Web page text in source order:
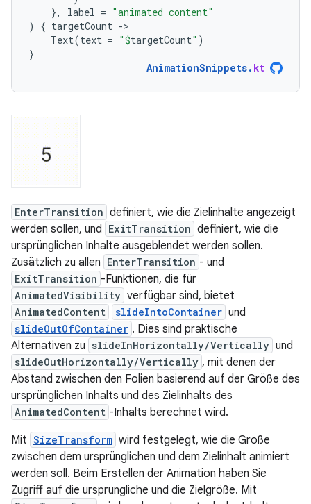
},
label = "animated content"
)
{ targetCount -
Text(text = "$targetCount" )
}
AnimationSnippets. kt
EnterTransition definiert, wie die Zielinhalte angezeigt
werden sollen, und
ExitTransition definiert, wie die
ursprünglichen Inhalte ausgeblendet werden sollen.
Zusätzlich zu allen EnterTransition - und
ExitTransition -Funktionen, die für
AnimatedVisibility verfügbar sind, bietet
AnimatedContent slideIntoContainer und
slideOutOfContainer . Dies sind praktische
Alternativen zu slideInHorizontally/Vertically und
slideOutHorizontally/Vertically , mit denen der
Abstand zwischen den Folien basierend auf der Größe des
ursprünglichen Inhalts und des Zielinhalts des
AnimatedContent -Inhalts berechnet wird.
Mit SizeTransform wird festgelegt, wie die Größe
zwischen dem ursprünglichen und dem Zielinhalt animiert
werden soll. Beim Erstellen der Animation haben Sie
Zugriff auf die ursprüngliche und die Zielgröße. Mit